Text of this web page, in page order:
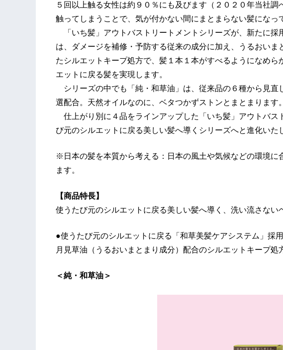
５回以上触る女性は約９０％にも及びます（２０２０年当社調
触ってしまうことで、気が付かない間にまとまらない髪になっ
「いち髪」アウトバストリートメントシリーズが、新たに採
は、ダメージを補修・予防する従来の成分に加え、うるおいま
たシルエットキープ処方で、髪１本１本がすべるようになめ
エットに戻る髪を実現します。
シリーズの中でも「純・和草油」は、従来品の６種から見直
選配合。天然オイルなのに、ベタつかずストンとまとまります。
仕上がり別に４品をラインアップした「いち髪」アウトバス
び元のシルエットに戻る美しい髪へ導くシリーズへと進化いた
※日本の髪を本質から考える：日本の風土や気候などの環境に
ます。
【商品特長】
使うたび元のシルエットに戻る美しい髪へ導く、洗い流さない
●使うたび元のシルエットに戻る「和草美髪ケアシステム」採用
月見草油（うるおいまとまり成分）配合のシルエットキープ処
＜純・和草油＞